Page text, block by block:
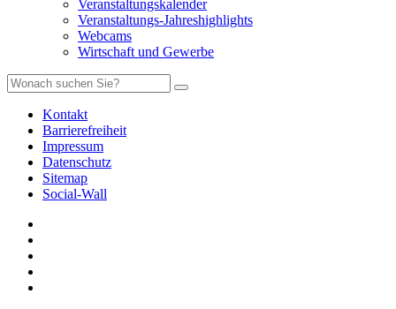
Veranstaltungskalender
Veranstaltungs-Jahreshighlights
Webcams
Wirtschaft und Gewerbe
Kontakt
Barrierefreiheit
Impressum
Datenschutz
Sitemap
Social-Wall